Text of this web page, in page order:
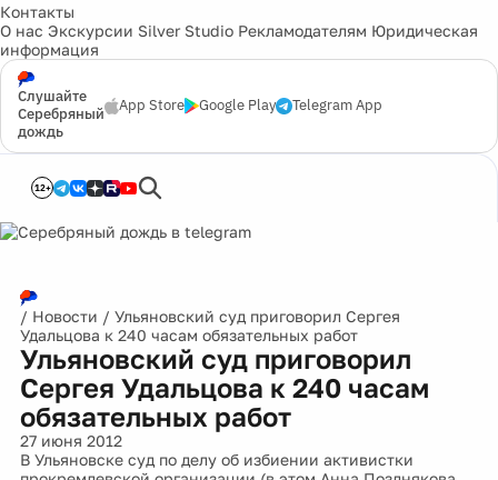
Контакты
О нас Экскурсии Silver Studio Рекламодателям Юридическая
информация
Слушайте
Серебряный
дождь
App Store Google Play Telegram App
12+
/ Новости / Ульяновский суд приговорил Сергея
Удальцова к 240 часам обязательных работ
Ульяновский суд приговорил
Сергея Удальцова к 240 часам
обязательных работ
27 июня 2012
В Ульяновске суд по делу об избиении активистки